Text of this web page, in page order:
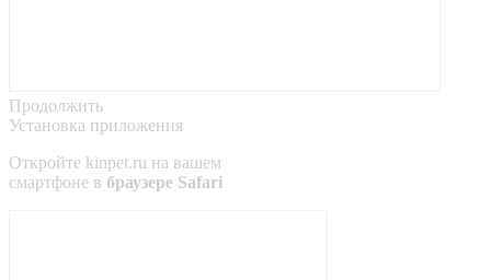
Продолжить
Установка приложения
Откройте kinpet.ru на вашем
смартфоне в браузере Safari